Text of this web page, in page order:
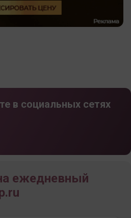
в социальных сетях
ежедневный